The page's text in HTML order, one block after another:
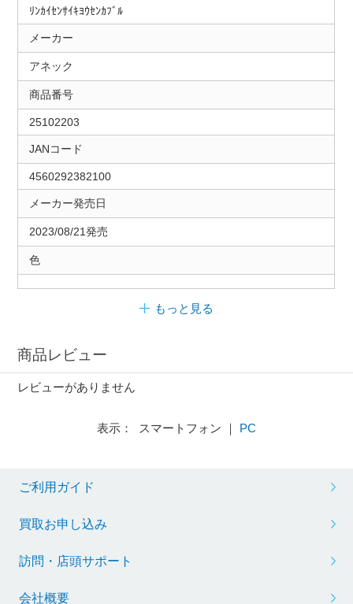
ﾘﾝｶｲｾﾝｻｲｷﾖｳｾﾝｶﾌﾞﾙ
メーカー
アネック
商品番号
25102203
JANコード
4560292382100
メーカー発売日
2023/08/21発売
色
もっと見る
商品レビュー
レビューがありません
表示： スマートフォン ｜ PC
ご利用ガイド
買取お申し込み
訪問・店頭サポート
会社概要